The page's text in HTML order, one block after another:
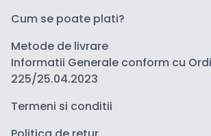
Cum se poate plati?
Metode de livrare
Informatii Generale conform cu
225/25.04.2023
Termeni si conditii